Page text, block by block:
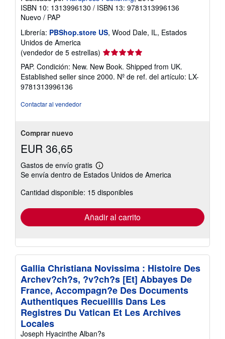
ISBN 10: 1313996130 / ISBN 13: 9781313996136
Nuevo / PAP
Librería: PBShop.store US, Wood Dale, IL, Estados
Unidos de America
(vendedor de 5 estrellas) Calificación
del
vendedor:
5
PAP. Condición: New. New Book. Shipped from UK.
Established seller since 2000. Nº de ref. del artículo: LX-
9781313996136
Contactar al vendedor
Comprar nuevo
EUR 36,65
Gastos de envío gratis
Más
información
las
tarifas
envío
Se envía dentro de Estados Unidos de America
Cantidad disponible: 15 disponibles
Añadir al carrito
Gallia Christiana Novissima : Histoire Des
Archev?ch?s, ?v?ch?s [Et] Abbayes De
France, Accompagn?e Des Documents
Authentiques Recueillis Dans Les
Registres Du Vatican Et Les Archives
Locales
Joseph Hyacinthe Alban?s